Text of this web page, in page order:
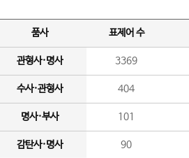
품사 표제어 수
관형사·명사 3369
수사·관형사 404
명사·부사 101
감탄사·명사 90